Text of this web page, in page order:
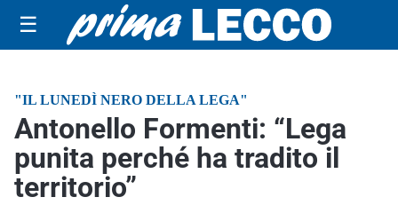
☰
"IL LUNEDÌ NERO DELLA LEGA"
Antonello Formenti: “Lega
punita perché ha tradito il
territorio”